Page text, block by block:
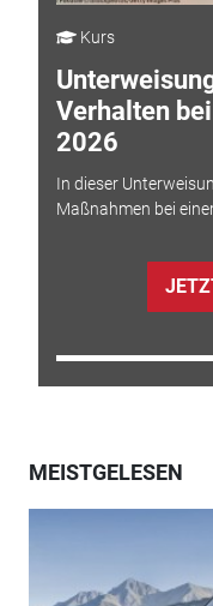
Kurs
Verhalten
2026
In dieser
Maßnahmen bei
MEISTGELESEN